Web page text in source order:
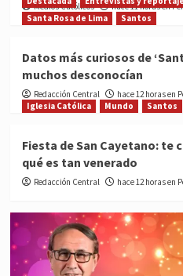
Medios Católicos hace 11 horas en
Santa Rosa de Lima
Santos
Datos más curiosos de
muchos desconocían
Redacción Central
hace 12 horas en
Iglesia Católica
Mundo Santos
Fiesta de San Cayetano: te
qué es tan venerado
Redacción Central hace 12 horas en